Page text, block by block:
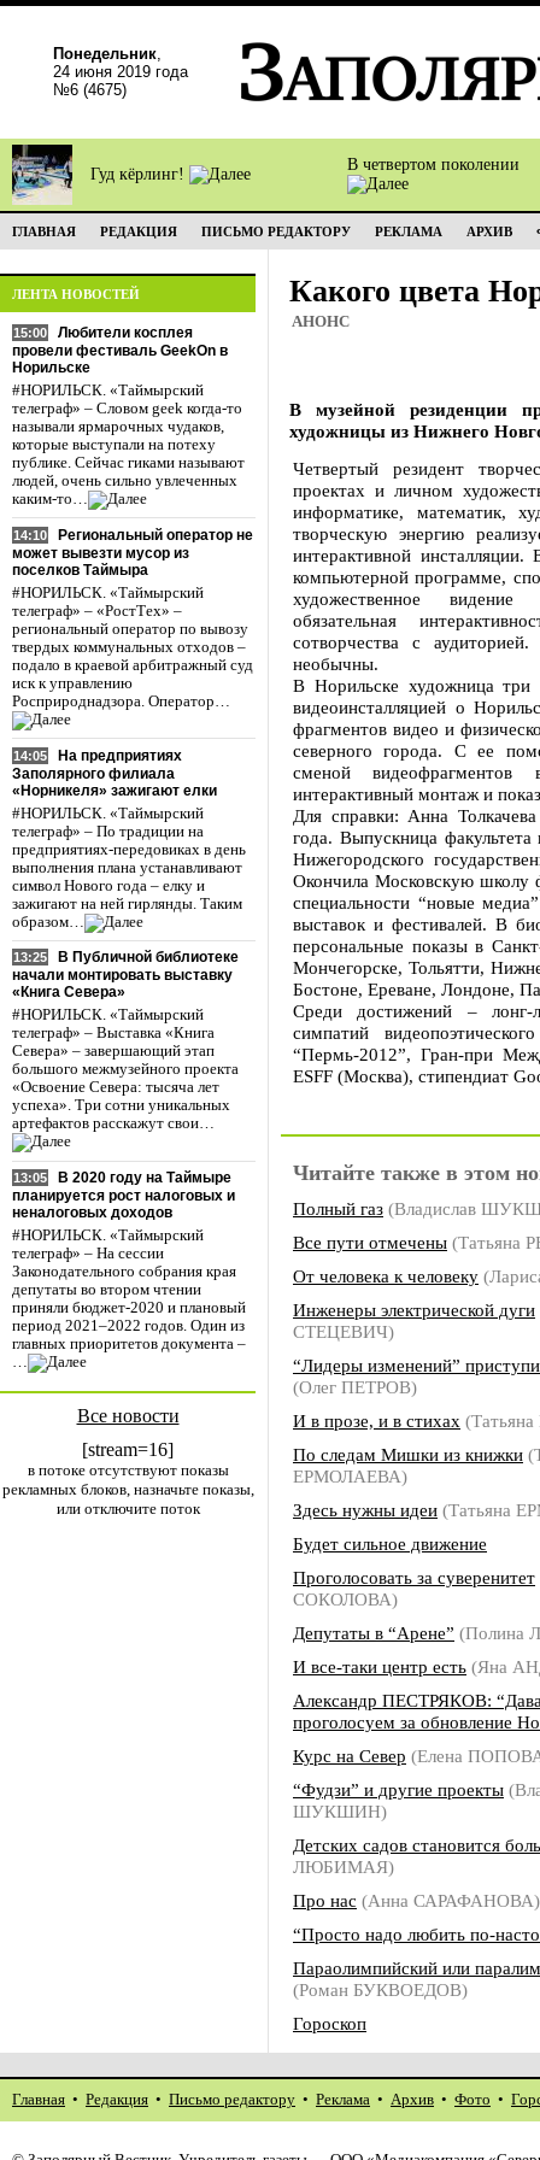
Понедельник,
24 июня 2019 года
№6 (4675)
Гуд кёрлинг!
В четвертом поколении
ГЛАВНАЯ РЕДАКЦИЯ ПИСЬМО РЕДАКТОРУ РЕКЛАМА АРХИВ
ЛЕНТА НОВОСТЕЙ
15:00
Любители косплея
провели фестиваль GeekOn в
Норильске
#НОРИЛЬСК. «Таймырский
телеграф» – Словом geek когда-то
называли ярмарочных чудаков,
которые выступали на потеху
публике. Сейчас гиками называют
людей, очень сильно увлеченных
каким-то…
14:10
Региональный оператор не
может вывезти мусор из
поселков Таймыра
#НОРИЛЬСК. «Таймырский
телеграф» – «РостТех» –
региональный оператор по вывозу
твердых коммунальных отходов –
подало в краевой арбитражный суд
иск к управлению
Росприроднадзора. Оператор…
14:05
На предприятиях
Заполярного филиала
«Норникеля» зажигают елки
#НОРИЛЬСК. «Таймырский
телеграф» – По традиции на
предприятиях-передовиках в день
выполнения плана устанавливают
символ Нового года – елку и
зажигают на ней гирлянды. Таким
образом…
13:25
В Публичной библиотеке
начали монтировать выставку
«Книга Севера»
#НОРИЛЬСК. «Таймырский
телеграф» – Выставка «Книга
Севера» – завершающий этап
большого межмузейного проекта
«Освоение Севера: тысяча лет
успеха». Три сотни уникальных
артефактов расскажут свои…
13:05
В 2020 году на Таймыре
планируется рост налоговых и
неналоговых доходов
#НОРИЛЬСК. «Таймырский
телеграф» – На сессии
Законодательного собрания края
депутаты во втором чтении
приняли бюджет-2020 и плановый
период 2021–2022 годов. Один из
главных приоритетов документа –
…
Все новости
[stream=16]
в потоке отсутствуют показы
рекламных блоков, назначьте показы,
или отключите поток
Какого цвета
АНОНС
В музейной резиденции
художницы из Нижнего
Четвертый резидент
проектах и личном
информатике, математик,
творческую энергию
интерактивной
компьютерной программе,
художественное
обязательная
сотворчества с
необычны.
В Норильске художница три
видеоинсталляцией о
фрагментов видео и
северного города. С ее
сменой
интерактивный монтаж и
Для справки: Анна
года. Выпускница
Нижегородского
Окончила Московскую школу
специальности “новые
выставок и фестивалей. В
персональные показы в
Мончегорске, Тольятти,
Бостоне, Ереване, Лондоне,
Среди достижений – лонг-
симпатий
“Пермь-2012”, Гран-при
ESFF (Москва), стипендиат
Читайте также в этом
Полный газ (Владислав
Все пути отмечены (Татьяна
От человека к человеку
Инженеры электрической дуги
СТЕЦЕВИЧ)
“Лидеры изменений”
(Олег ПЕТРОВ)
И в прозе, и в стихах
По следам Мишки из книжки
ЕРМОЛАЕВА)
Здесь нужны идеи (Татьяна
Будет сильное движение
Проголосовать за суверенитет
СОКОЛОВА)
Депутаты в “Арене”
И все-таки центр есть (Яна
Александр ПЕСТРЯКОВ:
проголосуем за обновление
Курс на Север (Елена
“Фудзи” и другие проекты
ШУКШИН)
Детских садов становится
ЛЮБИМАЯ)
Про нас (Анна САРАФАНОВА)
“Просто надо любить по-
Параолимпийский или
(Роман БУКВОЕДОВ)
Гороскоп
Главная • Редакция • Письмо редактору • Реклама • Архив • Фото •